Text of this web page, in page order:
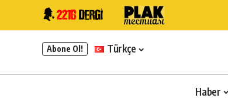
Abone Ol! Türkçe
Haber